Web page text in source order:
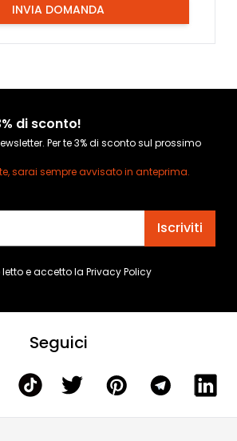
INVIA DOMANDA
di sconto!
Per te 3% di sconto sul prossimo
sarai sempre avvisato in anteprima.
Iscriviti
letto e accetto la Privacy Policy
Seguici